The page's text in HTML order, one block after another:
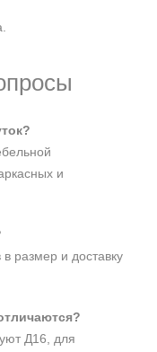
и
размер и доставку
Д16, для